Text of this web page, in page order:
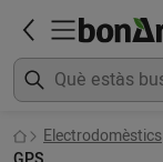
Electrodomèstics